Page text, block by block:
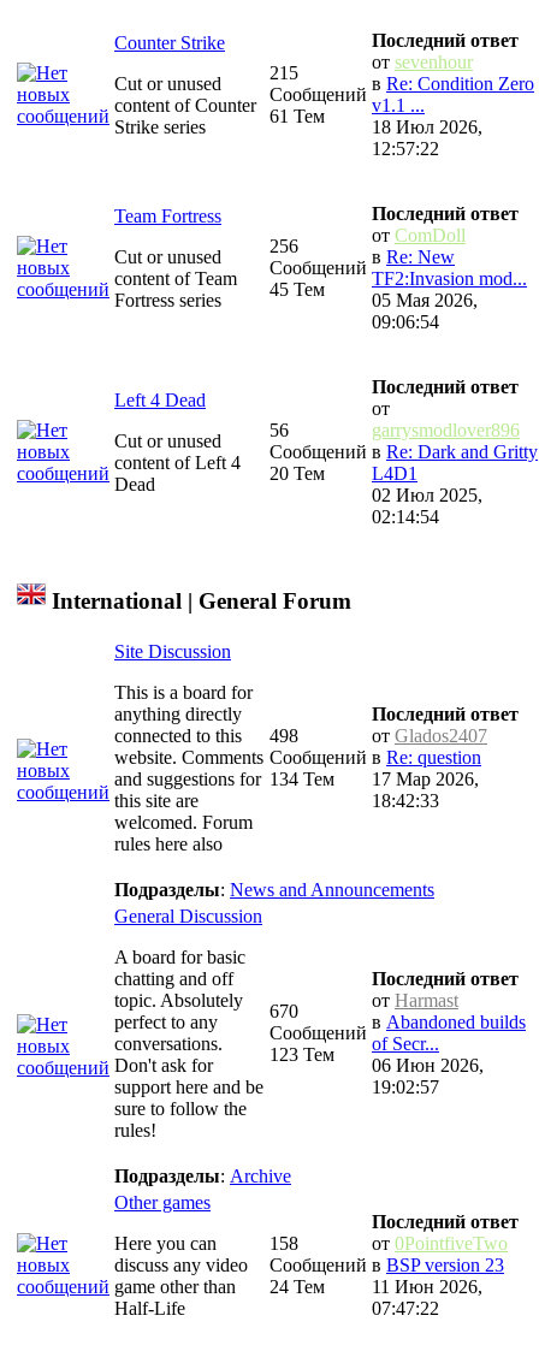
Counter Strike
Cut or unused
content of Counter
Strike series
215
Сообщений
61 Тем
Последний ответ
от sevenhour
в Re: Condition Zero
v1.1 ...
18 Июл 2026,
12:57:22
Team Fortress
Cut or unused
content of Team
Fortress series
256
Сообщений
45 Тем
Последний ответ
от ComDoll
в Re: New
TF2:Invasion mod...
05 Мая 2026,
09:06:54
Left 4 Dead
Cut or unused
content of Left 4
Dead
56
Сообщений
20 Тем
Последний ответ
от
garrysmodlover896
в Re: Dark and Gritty
L4D1
02 Июл 2025,
02:14:54
International | General Forum
Site Discussion
This is a board for
anything directly
connected to this
website. Comments
and suggestions for
this site are
welcomed. Forum
rules here also
498
Сообщений
134 Тем
Последний ответ
от Glados2407
в Re: question
17 Мар 2026,
18:42:33
Подразделы: News and Announcements
General Discussion
A board for basic
chatting and off
topic. Absolutely
perfect to any
conversations.
Don't ask for
support here and be
sure to follow the
rules!
670
Сообщений
123 Тем
Последний ответ
от Harmast
в Abandoned builds
of Secr...
06 Июн 2026,
19:02:57
Подразделы: Archive
Other games
Here you can
discuss any video
game other than
Half-Life
158
Сообщений
24 Тем
Последний ответ
от 0PointfiveTwo
в BSP version 23
11 Июн 2026,
07:47:22